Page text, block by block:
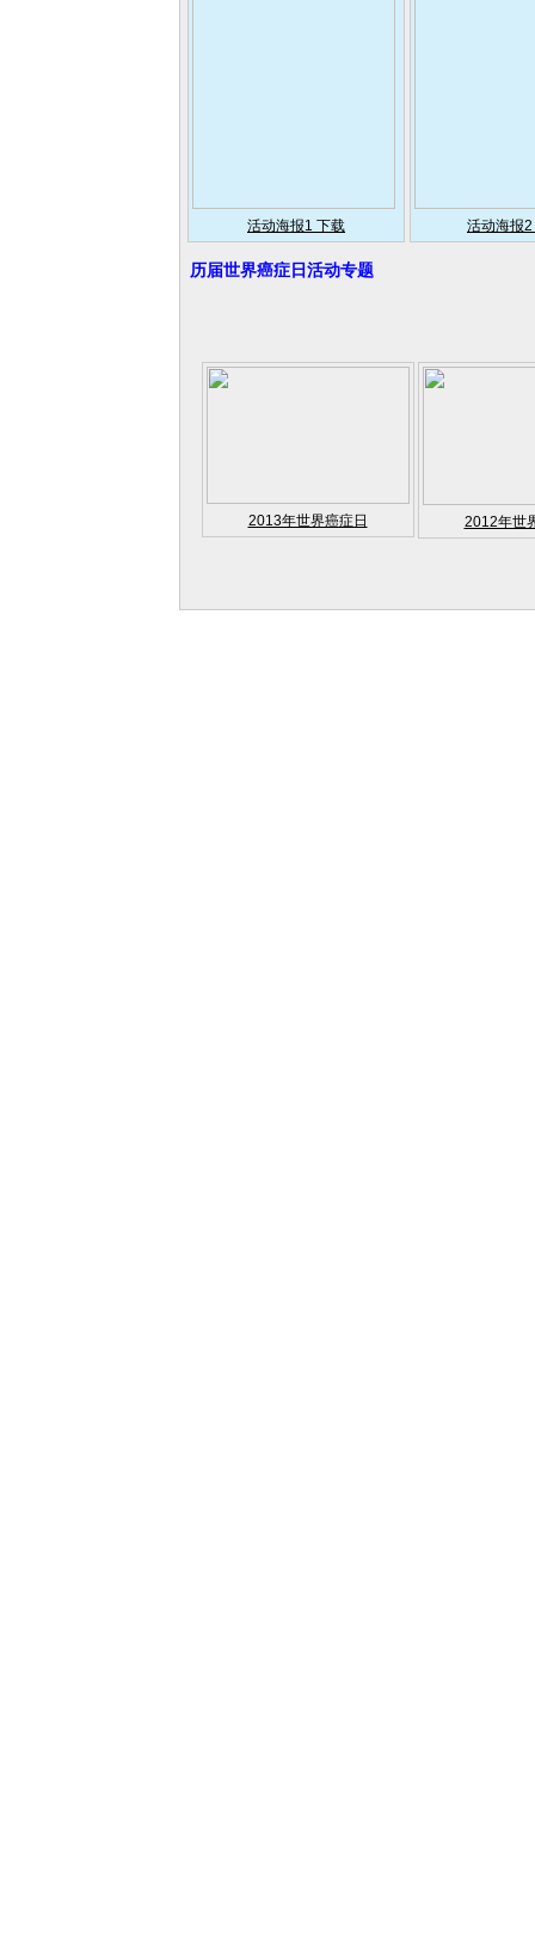
活动海报1 下载 活动海报
历届世界癌症日活动专题
2013年世界癌症日 2012年世